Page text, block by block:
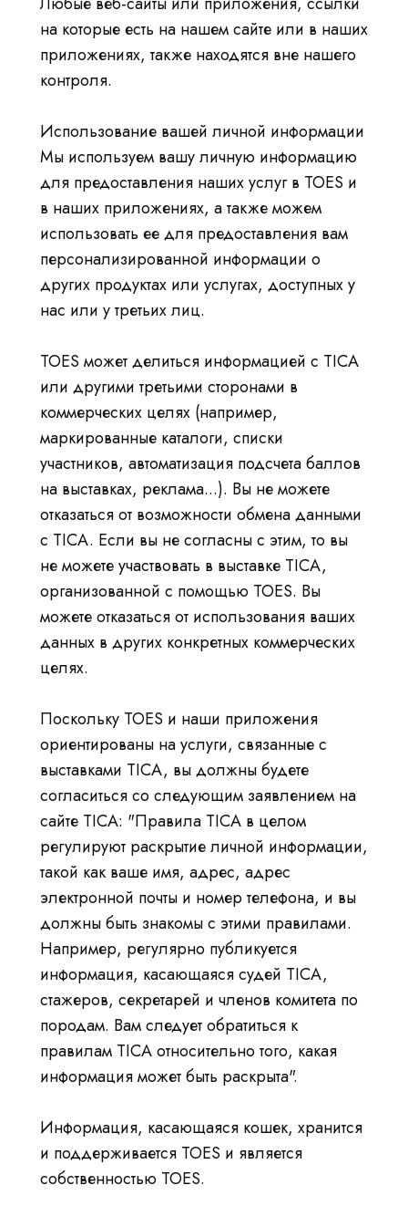
на которые есть на нашем сайте или в наших
приложениях, также находятся вне нашего
контроля.
Использование вашей личной информации
Мы используем вашу личную информацию
для предоставления наших услуг в TOES и
в наших приложениях, а также можем
использовать ее для предоставления вам
персонализированной информации о
других продуктах или услугах, доступных у
нас или у третьих лиц.
TOES может делиться информацией с TICA
или другими третьими сторонами в
коммерческих целях (например,
маркированные каталоги, списки
участников, автоматизация подсчета баллов
на выставках, реклама...). Вы не можете
отказаться от возможности обмена данными
с TICA. Если вы не согласны с этим, то вы
не можете участвовать в выставке TICA,
организованной с помощью TOES. Вы
можете отказаться от использования ваших
данных в других конкретных коммерческих
целях.
Поскольку TOES и наши приложения
ориентированы на услуги, связанные с
выставками TICA, вы должны будете
согласиться со следующим заявлением на
сайте TICA: "Правила TICA в целом
регулируют раскрытие личной информации,
такой как ваше имя, адрес, адрес
электронной почты и номер телефона, и вы
должны быть знакомы с этими правилами.
Например, регулярно публикуется
информация, касающаяся судей TICA,
стажеров, секретарей и членов комитета по
породам. Вам следует обратиться к
правилам TICA относительно того, какая
информация может быть раскрыта".
Информация, касающаяся кошек, хранится
и поддерживается TOES и является
собственностью TOES.